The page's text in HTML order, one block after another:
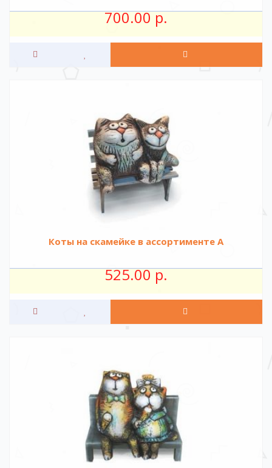
700.00 р.
Коты на скамейке в ассортименте А
525.00 р.